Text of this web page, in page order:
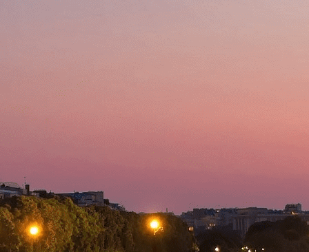
Our Association
Activities
Join us
?>
Images de la page d'accueil